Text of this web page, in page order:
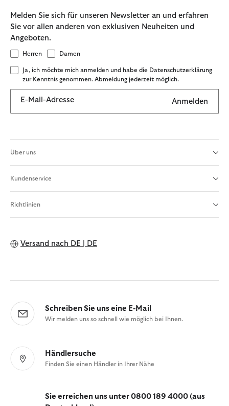
Melden Sie sich für unseren Newsletter an und erfahren
Sie vor allen anderen von exklusiven Neuheiten und
Angeboten.
Herren Damen
Ja, ich möchte mich anmelden und habe die Datenschutzerklärung
zur Kenntnis genommen. Abmeldung jederzeit möglich.
E-Mail-Adresse Anmelden
Über uns
Kundenservice
Richtlinien
Versand nach DE | DE
Schreiben Sie uns eine E-Mail
Wir melden uns so schnell wie möglich bei Ihnen.
Händlersuche
Finden Sie einen Händler in Ihrer Nähe
Sie erreichen uns unter 0800 189 4000 (aus